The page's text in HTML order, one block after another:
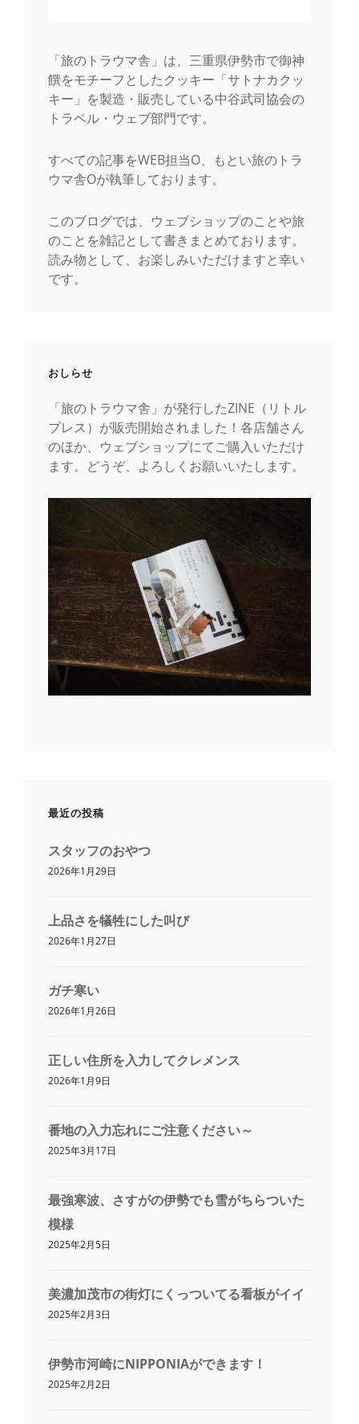
「旅のトラウマ舎」は、三重県伊勢市で御神
饌をモチーフとしたクッキー「サトナカクッ
キー」を製造・販売している中谷武司協会の
トラベル・ウェブ部門です。
すべての記事をWEB担当O、もとい旅のトラ
ウマ舎Oが執筆しております。
このブログでは、ウェブショップのことや旅
のことを雑記として書きまとめております。
読み物として、お楽しみいただけますと幸い
です。
おしらせ
「旅のトラウマ舎」が発行したZINE（リトル
プレス）が販売開始されました！各店舗さん
のほか、ウェブショップにてご購入いただけ
ます。どうぞ、よろしくお願いいたします。
最近の投稿
スタッフのおやつ
2026年1月29日
上品さを犠牲にした叫び
2026年1月27日
ガチ寒い
2026年1月26日
正しい住所を入力してクレメンス
2026年1月9日
番地の入力忘れにご注意ください～
2025年3月17日
最強寒波、さすがの伊勢でも雪がちらついた
模様
2025年2月5日
美濃加茂市の街灯にくっついてる看板がイイ
2025年2月3日
伊勢市河崎にNIPPONIAができます！
2025年2月2日